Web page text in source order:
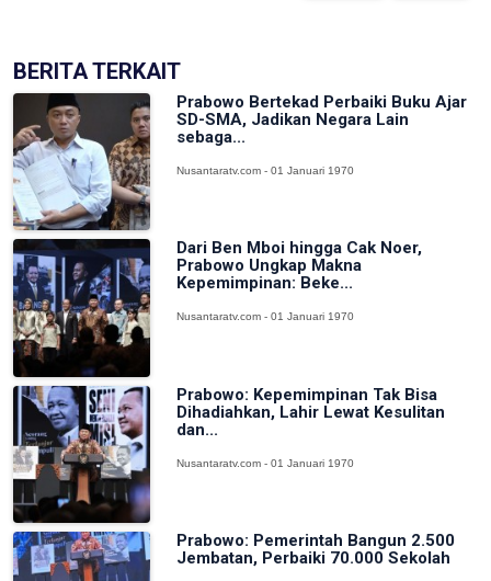
BERITA TERKAIT
Prabowo Bertekad Perbaiki Buku Ajar
SD-SMA, Jadikan Negara Lain
sebaga...
Nusantaratv.com - 01 Januari 1970
Dari Ben Mboi hingga Cak Noer,
Prabowo Ungkap Makna
Kepemimpinan: Beke...
Nusantaratv.com - 01 Januari 1970
Prabowo: Kepemimpinan Tak Bisa
Dihadiahkan, Lahir Lewat Kesulitan
dan...
Nusantaratv.com - 01 Januari 1970
Prabowo: Pemerintah Bangun 2.500
Jembatan, Perbaiki 70.000 Sekolah